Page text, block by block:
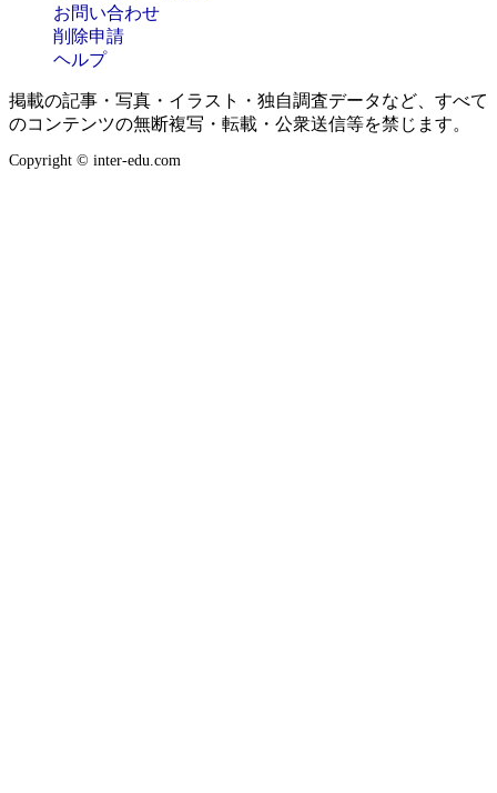
お問い合わせ
削除申請
ヘルプ
掲載の記事・写真・イラスト・独自調査データなど、すべて
のコンテンツの無断複写・転載・公衆送信等を禁じます。
Copyright © inter-edu.com